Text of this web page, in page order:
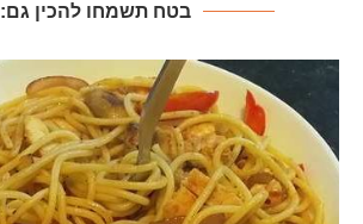
בטח תשמחו להכין גם: